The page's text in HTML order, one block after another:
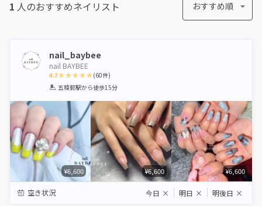
1 人のおすすめネイリスト おすすめ順
nail_baybee
nail BAYBEE
4.7
1 2 3 4 5
(60件)
五稜郭駅から徒歩15分
¥6,600 ¥6,600 ¥6,600
空き状況 今日 × 明日 × 明後日 ×